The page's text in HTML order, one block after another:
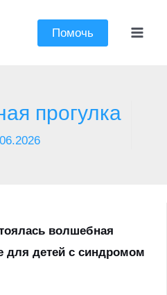
Помочь
прогулка
волшебная
для детей с синдромом